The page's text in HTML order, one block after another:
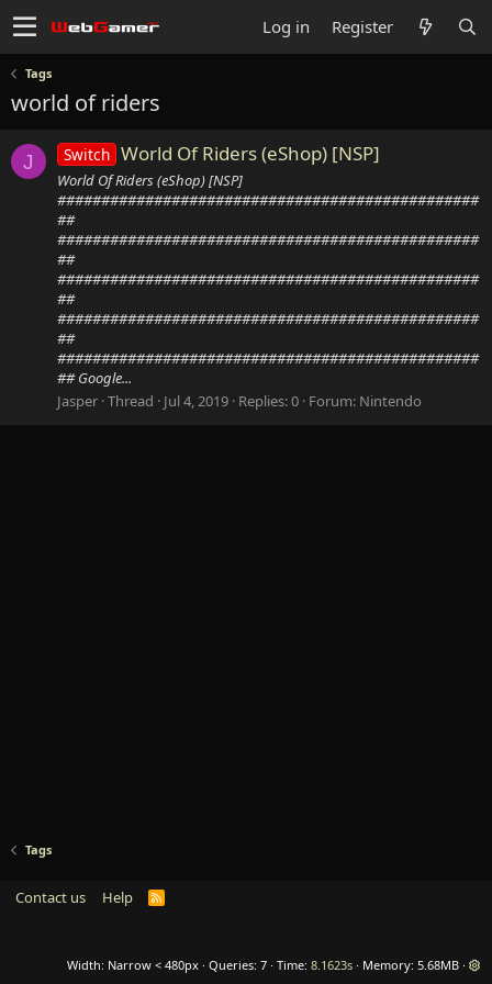
Log in Register
Tags
world of riders
J Switch World Of Riders (eShop) [NSP]
World Of Riders (eShop) [NSP]
################################################
##
################################################
##
################################################
##
################################################
##
################################################
## Google...
Jasper Thread Jul 4, 2019 Replies: 0 Forum: Nintendo
Tags
Contact us Help
R
Width Queries 7 Time 8.1623s Memory 5.68MB